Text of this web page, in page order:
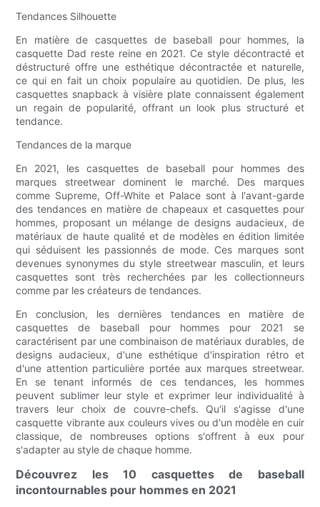
Tendances Silhouette
En matière de casquettes de baseball pour hommes, la
casquette Dad reste reine en 2021. Ce style décontracté et
déstructuré offre une esthétique décontractée et naturelle,
ce qui en fait un choix populaire au quotidien. De plus, les
casquettes snapback à visière plate connaissent également
un regain de popularité, offrant un look plus structuré et
tendance.
Tendances de la marque
En 2021, les casquettes de baseball pour hommes des
marques streetwear dominent le marché. Des marques
comme Supreme, Off-White et Palace sont à l'avant-garde
des tendances en matière de chapeaux et casquettes pour
hommes, proposant un mélange de designs audacieux, de
matériaux de haute qualité et de modèles en édition limitée
qui séduisent les passionnés de mode. Ces marques sont
devenues synonymes du style streetwear masculin, et leurs
casquettes sont très recherchées par les collectionneurs
comme par les créateurs de tendances.
En conclusion, les dernières tendances en matière de
casquettes de baseball pour hommes pour 2021 se
caractérisent par une combinaison de matériaux durables, de
designs audacieux, d'une esthétique d'inspiration rétro et
d'une attention particulière portée aux marques streetwear.
En se tenant informés de ces tendances, les hommes
peuvent sublimer leur style et exprimer leur individualité à
travers leur choix de couvre-chefs. Qu'il s'agisse d'une
casquette vibrante aux couleurs vives ou d'un modèle en cuir
classique, de nombreuses options s'offrent à eux pour
s'adapter au style de chaque homme.
Découvrez les 10 casquettes de baseball
incontournables pour hommes en 2021